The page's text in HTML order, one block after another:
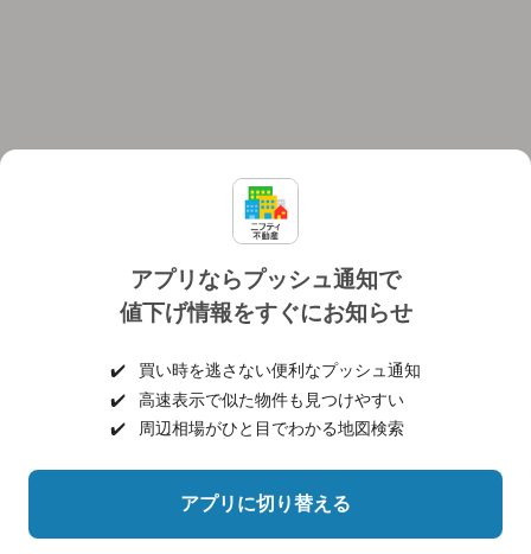
アプリならプッシュ通知で
値下げ情報をすぐにお知らせ
✔️
買い時を逃さない便利なプッシュ通知
✔️
高速表示で似た物件も見つけやすい
✔️
周辺相場がひと目でわかる地図検索
アプリに切り替える
個人情報保護ポリシー 利用規約
ヘルプ・お問い合わせ 採用情報
©NIFTY Lifestyle Co., Ltd.